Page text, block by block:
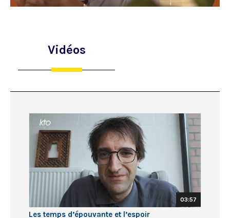
Vidéos
03:57
Les temps d’épouvante et l’espoir